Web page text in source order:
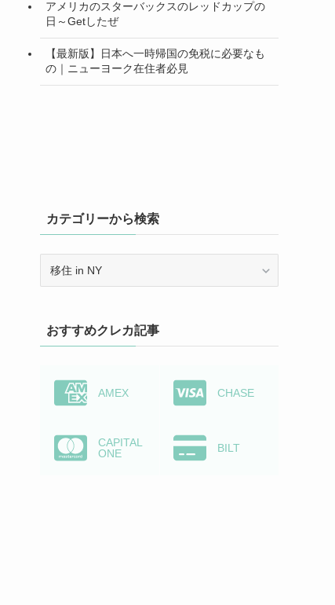
アメリカのスターバックスのレッドカップの
日～Getしたぜ
【最新版】日本へ一時帰国の免税に必要なも
の｜ニューヨーク在住者必見
カテゴリーから検索
ー
か
おすすめクレカ記事
AMEX CHASE
CAPITAL
ONE
BILT